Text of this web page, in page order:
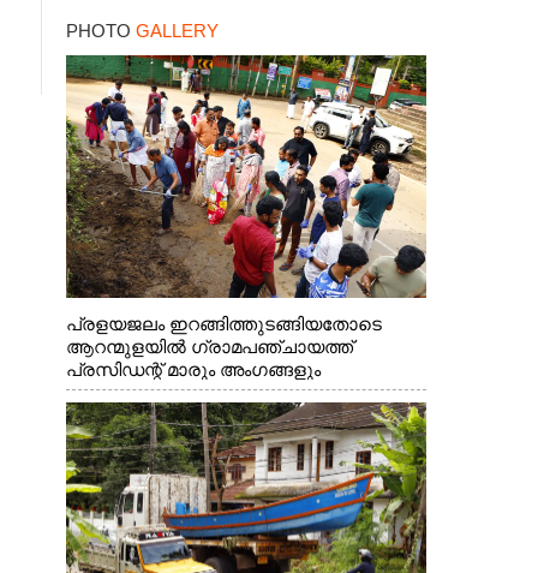
PHOTO GALLERY
പ്രളയജലം ഇറങ്ങിത്തുടങ്ങിയതോടെ
ആറന്മുളയിൽ ഗ്രാമപഞ്ചായത്ത്
പ്രസിഡന്റ് മാരും അംഗങ്ങളും
രാഷ്ട്രീയപ്രവത്തകരും അടങ്ങുന്ന സംഘം
റോഡിൽ അടിഞ്ഞ് കൂടിയ ചെളിയും മണ്ണും
മറ്റ് മാലിന്യങ്ങളും നീക്കം ചെയ്യുന്നു.